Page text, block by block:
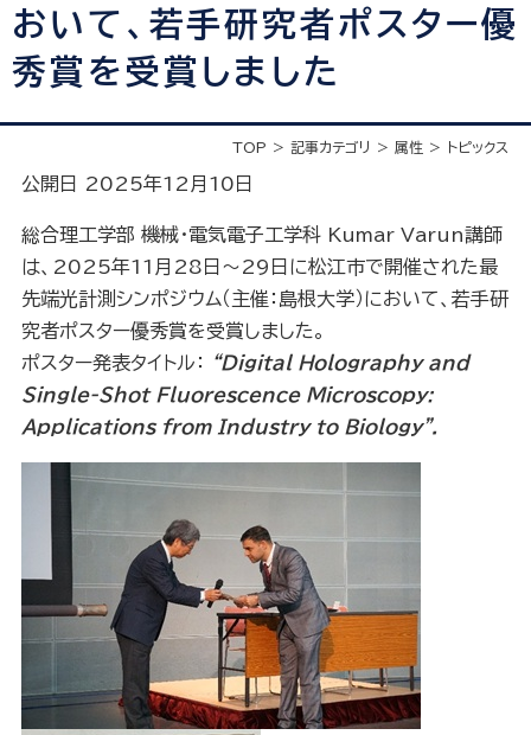
おいて、若手研究者ポスター優
秀賞を受賞しました
TOP 記事カテゴリ 属性 トピックス
公開日 2025年12月10日
総合理工学部 機械・電気電子工学科 Kumar Varun講師
は、2025年11月28日～29日に松江市で開催された最
先端光計測シンポジウム（主催：島根大学）において、若手研
究者ポスター優秀賞を受賞しました。
ポスター発表タイトル：
“Digital Holography and
Single-Shot Fluorescence Microscopy:
Applications from Industry to Biology”.